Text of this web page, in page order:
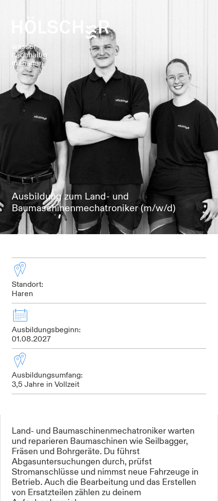
Ausbildung zum Land- und
Baumaschinenmechatroniker (m/w/d)
Standort:
Haren
Ausbildungsbeginn:
01.08.2027
Ausbildungsumfang:
3,5 Jahre in Vollzeit
Land- und Baumaschinenmechatroniker warten
und reparieren Baumaschinen wie Seilbagger,
Fräsen und Bohrgeräte. Du führst
Abgasuntersuchungen durch, prüfst
Stromanschlüsse und nimmst neue Fahrzeuge in
Betrieb. Auch die Bearbeitung und das Erstellen
von Ersatzteilen zählen zu deinem